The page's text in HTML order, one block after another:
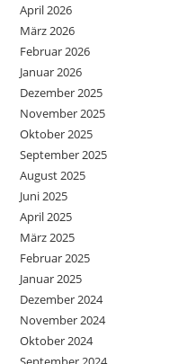
April 2026
März 2026
Februar 2026
Januar 2026
Dezember 2025
November 2025
Oktober 2025
September 2025
August 2025
Juni 2025
April 2025
März 2025
Februar 2025
Januar 2025
Dezember 2024
November 2024
Oktober 2024